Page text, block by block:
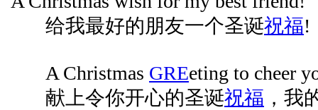
给我最好的朋友一个圣诞祝福!
A Christmas GREeting to cheer
献上令你开心的圣诞祝福 ，我